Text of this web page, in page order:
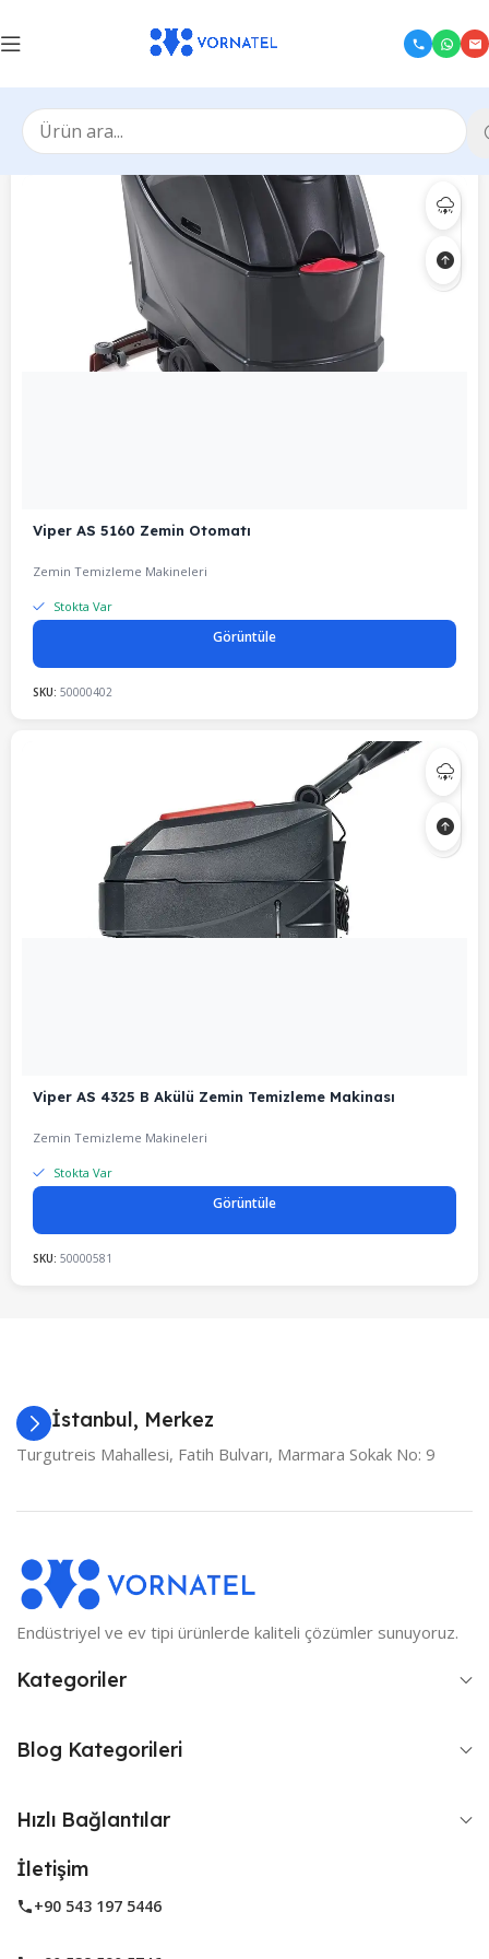
Viper AS 5160 Zemin Otomatı
Zemin Temizleme Makineleri
Stokta Var
Görüntüle
SKU: 50000402
Viper AS 4325 B Akülü Zemin Temizleme Makinası
Zemin Temizleme Makineleri
Stokta Var
Görüntüle
SKU: 50000581
İstanbul, Merkez
Turgutreis Mahallesi, Fatih Bulvarı, Marmara Sokak No: 9
Endüstriyel ve ev tipi ürünlerde kaliteli çözümler sunuyoruz.
Kategoriler
Blog Kategorileri
Hızlı Bağlantılar
İletişim
+90 543 197 5446